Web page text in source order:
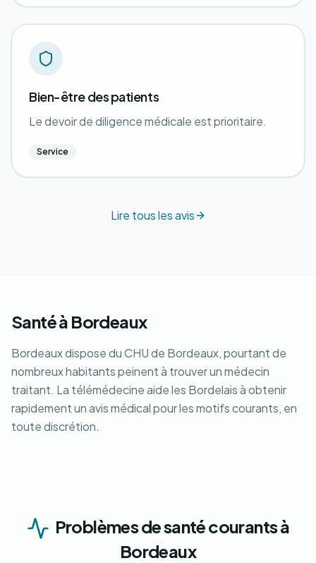
Bien-être des patients
Le devoir de diligence médicale est prioritaire.
Service
Lire tous les avis
Santé à Bordeaux
Bordeaux dispose du CHU de Bordeaux, pourtant de
nombreux habitants peinent à trouver un médecin
traitant. La télémédecine aide les Bordelais à obtenir
rapidement un avis médical pour les motifs courants, en
toute discrétion.
Problèmes de santé courants à
Bordeaux